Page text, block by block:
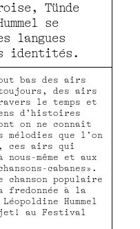
Tünde
se
langues
identités.
bas des airs
des airs
le temps et
d’histoires
on ne connaît
que l’on
ces airs qui
même et aux
cabanes».
chanson populaire
fredonnée à la
Hummel
au Festival